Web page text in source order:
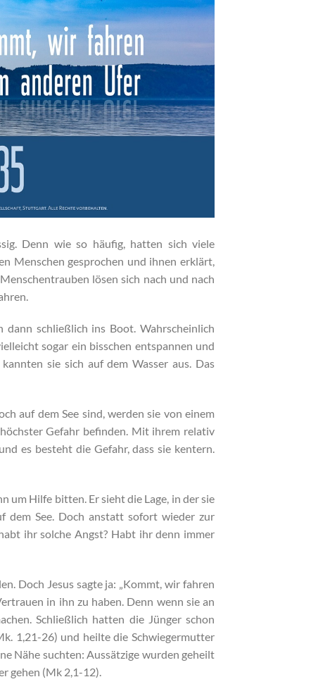
Denn wie so häufig, hatten sich viele
Menschen gesprochen und ihnen erklärt,
lösen sich nach und nach
schließlich ins Boot. Wahrscheinlich
sogar ein bisschen entspannen und
sie sich auf dem Wasser aus. Das
auf dem See sind, werden sie von einem
Gefahr befinden. Mit ihrem relativ
es besteht die Gefahr, dass sie kentern.
um Hilfe bitten. Er sieht die Lage, in der sie
dem See. Doch anstatt sofort wieder zur
ihr solche Angst? Habt ihr denn immer
Doch Jesus sagte ja: „Kommt, wir fahren
in ihn zu haben. Denn wenn sie an
Schließlich hatten die Jünger schon
1,21-26) und heilte die Schwiegermutter
Nähe suchten: Aussätzige wurden geheilt
gehen (Mk 2,1-12).